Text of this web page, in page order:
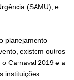
(SAMU); e
planejamento
existem outros
Carnaval 2019 e a
instituições